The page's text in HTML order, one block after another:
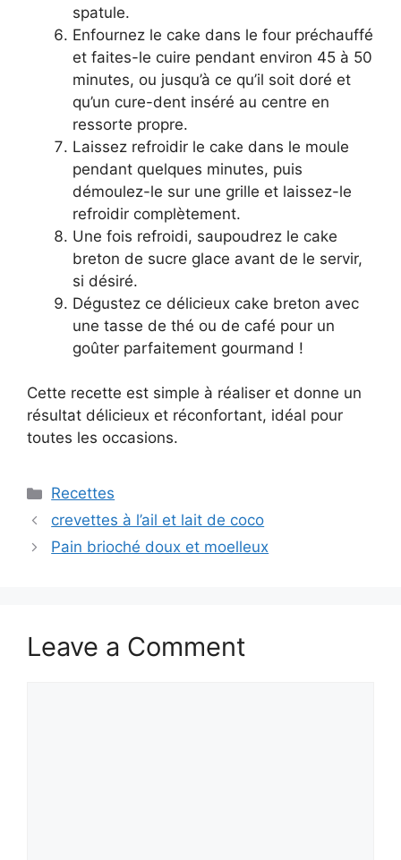
spatule.
Enfournez le cake dans le four préchauffé
et faites-le cuire pendant environ 45 à 50
minutes, ou jusqu’à ce qu’il soit doré et
qu’un cure-dent inséré au centre en
ressorte propre.
Laissez refroidir le cake dans le moule
pendant quelques minutes, puis
démoulez-le sur une grille et laissez-le
refroidir complètement.
Une fois refroidi, saupoudrez le cake
breton de sucre glace avant de le servir,
si désiré.
Dégustez ce délicieux cake breton avec
une tasse de thé ou de café pour un
goûter parfaitement gourmand !
Cette recette est simple à réaliser et donne un
résultat délicieux et réconfortant, idéal pour
toutes les occasions.
Categories
Recettes
crevettes à l’ail et lait de coco
Pain brioché doux et moelleux
Leave a Comment